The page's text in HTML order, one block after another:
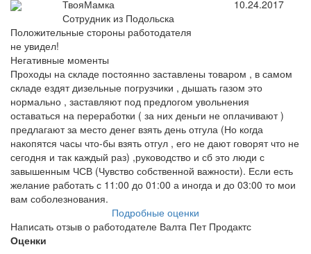
ТвояМамка
Сотрудник из Подольска
10.24.2017
Положительные стороны работодателя
не увидел!
Негативные моменты
Проходы на складе постоянно заставлены товаром , в самом
складе ездят дизельные погрузчики , дышать газом это
нормально , заставляют под предлогом увольнения
оставаться на переработки ( за них деньги не оплачивают )
предлагают за место денег взять день отгула (Но когда
накопятся часы что-бы взять отгул , его не дают говорят что не
сегодня и так каждый раз) ,руководство и сб это люди с
завышенным ЧСВ (Чувство собственной важности). Если есть
желание работать с 11:00 до 01:00 а иногда и до 03:00 то мои
вам соболезнования.
Подробные оценки
Написать отзыв о работодателе Валта Пет Продактс
Оценки